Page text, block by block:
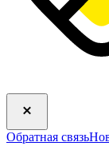
Обратная связь